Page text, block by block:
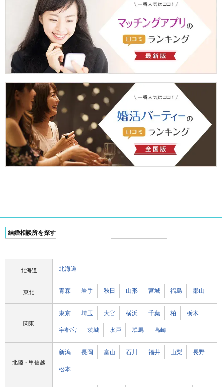
結婚相談所を探す
北海道 北海道
東北 青森 岩手 秋田 山形 宮城 福島 郡山
関東
東京 埼玉 大宮 横浜 千葉 柏 栃木
宇都宮 茨城 水戸 群馬 高崎
北陸・甲信越
新潟 長岡 富山 石川 福井 山梨 長野
松本